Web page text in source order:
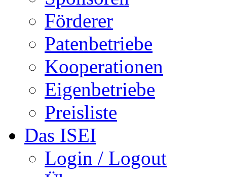
Förderer
Patenbetriebe
Kooperationen
Eigenbetriebe
Preisliste
Das ISEI
Login / Logout